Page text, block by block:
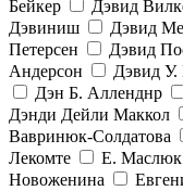
Бейкер
Дэвид
Дэвиниш
Дэвид
Петерсен
Дэвид
Андерсон
Дэвид У.
Дэн Б. Алленднр
Дэнди Дейли Маккол
Вавринюк-Солдатова
Лекомте
Е. Маслюк
Новоженина